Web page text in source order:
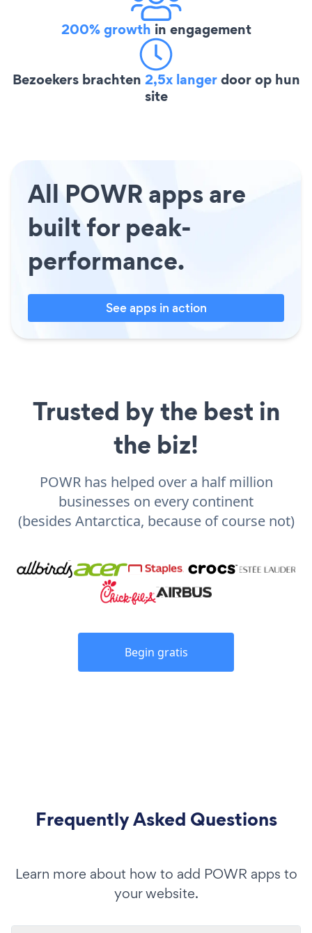
200% growth in engagement
Bezoekers brachten 2,5x langerdoor op hun
site
All POWR apps are
built for peak-
performance.
See apps in action
Trusted by the best in
the biz!
POWR has helped over a half million
businesses on every continent
(besides Antarctica, because of course not)
Begin gratis
Frequently Asked Questions
Learn more about how to add POWR apps to
your website.